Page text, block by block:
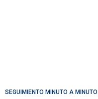
SEGUIMIENTO MINUTO A MINUTO